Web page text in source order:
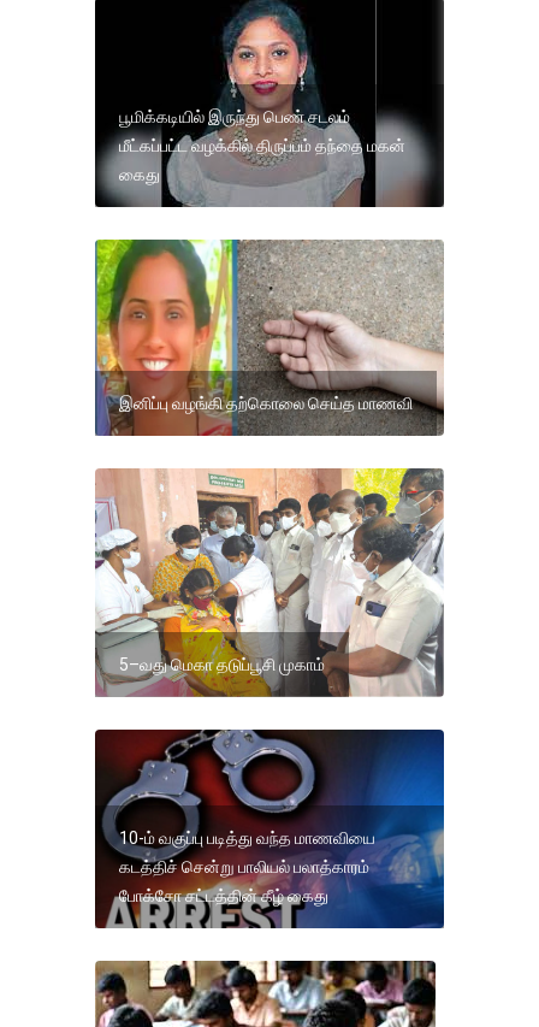
பூமிக்கடியில் இருந்து பெண் சடலம்
மீட்கப்பட்ட வழக்கில் திருப்பம் தந்தை மகன்
கைது
இனிப்பு வழங்கி தற்கொலை செய்த மாணவி
5–வது மெகா தடுப்பூசி முகாம்
10-ம் வகுப்பு படித்து வந்த மாணவியை
கடத்திச் சென்று பாலியல் பலாத்காரம்
போக்சோ சட்டத்தின் கீழ் கைது